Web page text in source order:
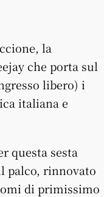
la
che porta sul
libero) i
italiana e
questa sesta
palco, rinnovato
di primissimo